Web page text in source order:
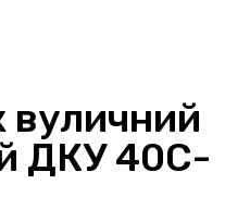
вуличний
ДКУ 40С-